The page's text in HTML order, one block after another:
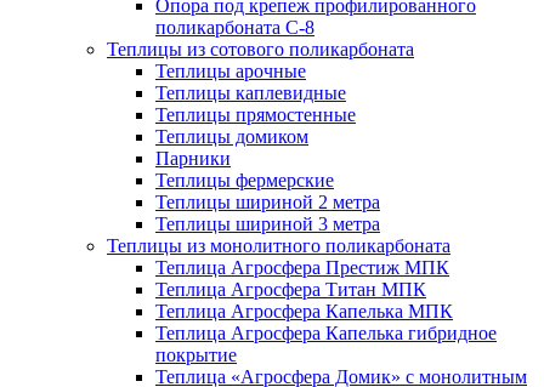
Опора под крепеж профилированного
поликарбоната С-8
Теплицы из сотового поликарбоната
Теплицы арочные
Теплицы каплевидные
Теплицы прямостенные
Теплицы домиком
Парники
Теплицы фермерские
Теплицы шириной 2 метра
Теплицы шириной 3 метра
Теплицы из монолитного поликарбоната
Теплица Агросфера Престиж МПК
Теплица Агросфера Титан МПК
Теплица Агросфера Капелька МПК
Теплица Агросфера Капелька гибридное
покрытие
Теплица «Агросфера Домик» с монолитным